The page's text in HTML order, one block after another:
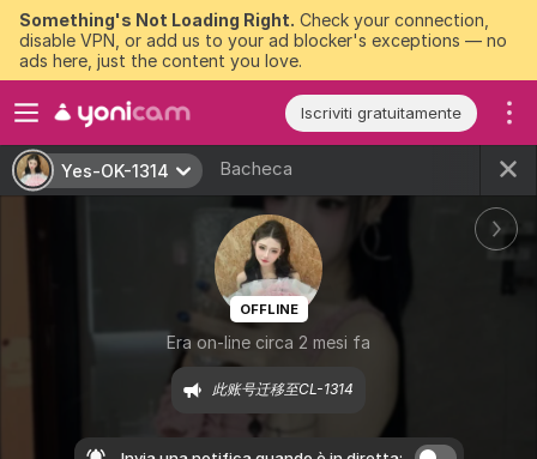
Something's Not Loading Right. Check your connection,
disable VPN, or add us to your ad blocker's exceptions — no
ads here, just the content you love.
Iscriviti gratuitamente
Yes-OK-1314 Bacheca
OFFLINE
Era on-line circa 2 mesi fa
此账号迁移至CL-1314